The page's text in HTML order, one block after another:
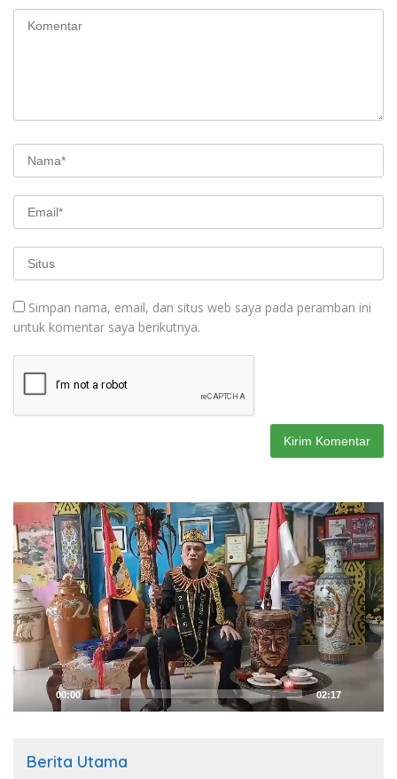
Simpan nama, email, dan situs web saya pada peramban ini
untuk komentar saya berikutnya.
Pemutar
Video
00:00 02:17
Berita Utama